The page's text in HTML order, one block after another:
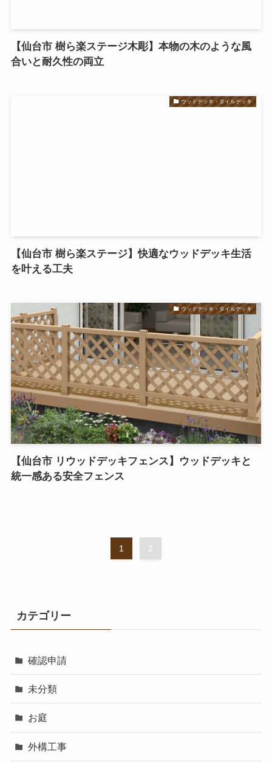
【仙台市 樹ら楽ステージ木彫】本物の木のような風
合いと耐久性の両立
ウッドデッキ・タイルデッキ
【仙台市 樹ら楽ステージ】快適なウッドデッキ生活
を叶える工夫
ウッドデッキ・タイルデッキ
【仙台市 リウッドデッキフェンス】ウッドデッキと
統一感ある安全フェンス
1 2
カテゴリー
確認申請
未分類
お庭
外構工事